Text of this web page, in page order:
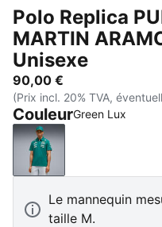
Polo Replica
MARTIN
Unisexe
90,00 €
(Prix incl. 20% TVA,
CouleurGreen Lux
Green Lux
Le mannequin
taille M.